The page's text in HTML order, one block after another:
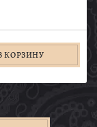
КОРЗИНУ